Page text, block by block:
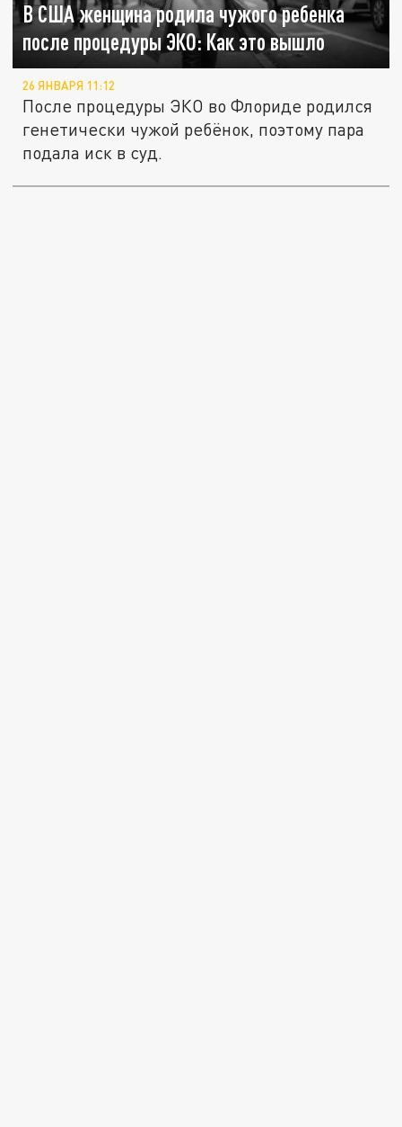
В США женщина родила чужого ребенка
после процедуры ЭКО: Как это вышло
26 ЯНВАРЯ 11:12
После процедуры ЭКО во Флориде родился
генетически чужой ребёнок, поэтому пара
подала иск в суд.